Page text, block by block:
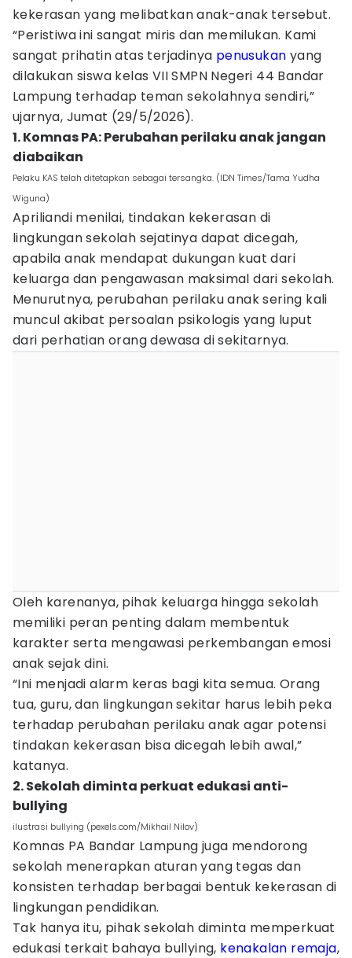
kekerasan yang melibatkan anak-anak tersebut.
“Peristiwa ini sangat miris dan memilukan. Kami
sangat prihatin atas terjadinya penusukan yang
dilakukan siswa kelas VII SMPN Negeri 44 Bandar
Lampung terhadap teman sekolahnya sendiri,”
ujarnya, Jumat (29/5/2026).
1. Komnas PA: Perubahan perilaku anak jangan
diabaikan
Pelaku KAS telah ditetapkan sebagai tersangka. (IDN Times/Tama Yudha
Wiguna)
Apriliandi menilai, tindakan kekerasan di
lingkungan sekolah sejatinya dapat dicegah,
apabila anak mendapat dukungan kuat dari
keluarga dan pengawasan maksimal dari sekolah.
Menurutnya, perubahan perilaku anak sering kali
muncul akibat persoalan psikologis yang luput
dari perhatian orang dewasa di sekitarnya.
Oleh karenanya, pihak keluarga hingga sekolah
memiliki peran penting dalam membentuk
karakter serta mengawasi perkembangan emosi
anak sejak dini.
“Ini menjadi alarm keras bagi kita semua. Orang
tua, guru, dan lingkungan sekitar harus lebih peka
terhadap perubahan perilaku anak agar potensi
tindakan kekerasan bisa dicegah lebih awal,”
katanya.
2. Sekolah diminta perkuat edukasi anti-
bullying
ilustrasi bullying (pexels.com/Mikhail Nilov)
Komnas PA Bandar Lampung juga mendorong
sekolah menerapkan aturan yang tegas dan
konsisten terhadap berbagai bentuk kekerasan di
lingkungan pendidikan.
Tak hanya itu, pihak sekolah diminta memperkuat
edukasi terkait bahaya bullying, kenakalan remaja,